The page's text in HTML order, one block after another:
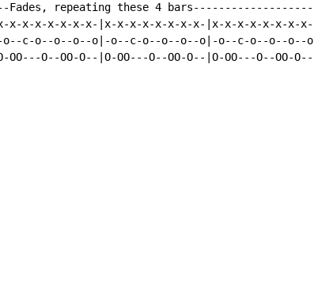
Fades, repeating these 4 bars-------------------|
x-x-x-x-x-x-x-|x-x-x-x-x-x-x-x-|x-x-x-x-x-x-x-x-|
c-o--o--o--o|-o--c-o--o--o--o|-o--c-o--o--o--o|
OO---O--OO-O--|O-OO---O--OO-O--|O-OO---O--OO-O--|